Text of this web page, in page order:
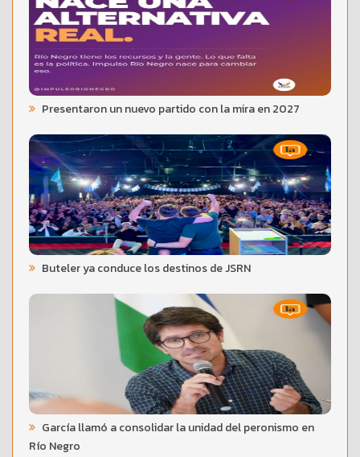
Presentaron un nuevo partido con la mira en 2027
Buteler ya conduce los destinos de JSRN
García llamó a consolidar la unidad del peronismo en
Río Negro